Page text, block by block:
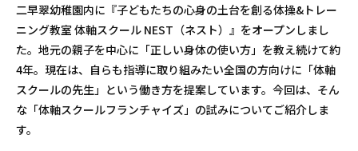
二早翠幼稚園内に『子どもたちの心身の土台を創る体操&トレー
ニング教室 体軸スクール NEST（ネスト）』をオープンしまし
た。地元の親子を中心に「正しい身体の使い方」を教え続けて約
4年。現在は、自らも指導に取り組みたい全国の方向けに「体軸
スクールの先生」という働き方を提案しています。今回は、そん
な「体軸スクールフランチャイズ」の試みについてご紹介しま
す。